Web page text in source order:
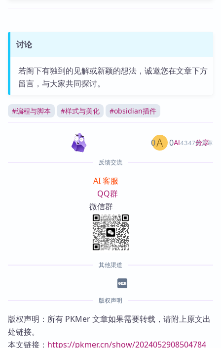
讨论
若阁下有独到的见解或新颖的想法，诚邀您在文章下方
留言，与大家共同探讨。
#编程与脚本 #样式与美化 #obsidian插件
AI4347篇文章
0 0 分享
反馈交流
AI 客服
QQ群
微信群
其他渠道
版权声明
版权声明：所有 PKMer 文章如果需要转载，请附上原文出
处链接。
本文链接： https://pkmer.cn/show/2024052908504784